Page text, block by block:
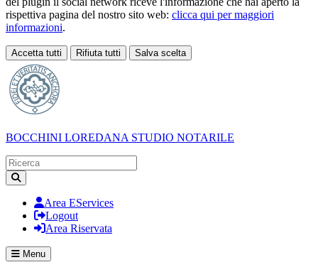
rispettiva pagina del nostro sito web: clicca qui per maggiori
informazioni.
Accetta tutti Rifiuta tutti Salva scelta
Loading...
BOCCHINI LOREDANA STUDIO NOTARILE
Area EServices
Logout
Area Riservata
Menu